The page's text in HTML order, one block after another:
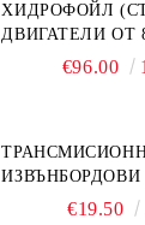
ХИДРОФОЙЛ
ДВИГАТЕЛИ ОТ
УНИВЕРСАЛЕН
€96.00
ИЗВЪНБОРДОВИ
HONDA MARINE
€19.50